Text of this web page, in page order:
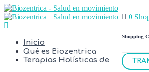
0
Shopping
Inicio
Qué es Biozentrica
Terapias Holísticas de